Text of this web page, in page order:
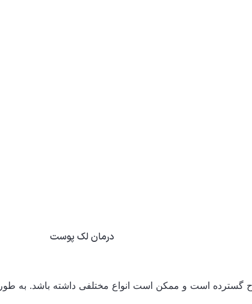
گسترده است و ممکن است انواع مختلفی داشته باشد. به طور